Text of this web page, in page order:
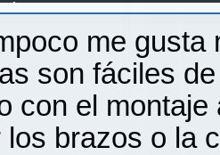
me gusta
son fáciles
con el
los brazos o la